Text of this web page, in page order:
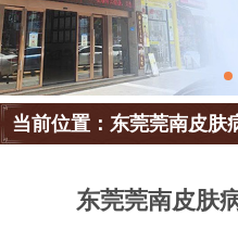
当前位置：东莞莞南皮肤
东莞莞南皮肤